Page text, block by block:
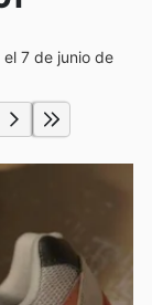
7 de junio de